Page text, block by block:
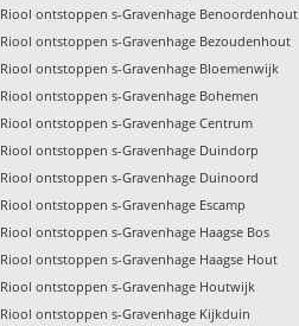
Riool ontstoppen s-Gravenhage Benoordenhout
Riool ontstoppen s-Gravenhage Bezoudenhout
Riool ontstoppen s-Gravenhage Bloemenwijk
Riool ontstoppen s-Gravenhage Bohemen
Riool ontstoppen s-Gravenhage Centrum
Riool ontstoppen s-Gravenhage Duindorp
Riool ontstoppen s-Gravenhage Duinoord
Riool ontstoppen s-Gravenhage Escamp
Riool ontstoppen s-Gravenhage Haagse Bos
Riool ontstoppen s-Gravenhage Haagse Hout
Riool ontstoppen s-Gravenhage Houtwijk
Riool ontstoppen s-Gravenhage Kijkduin